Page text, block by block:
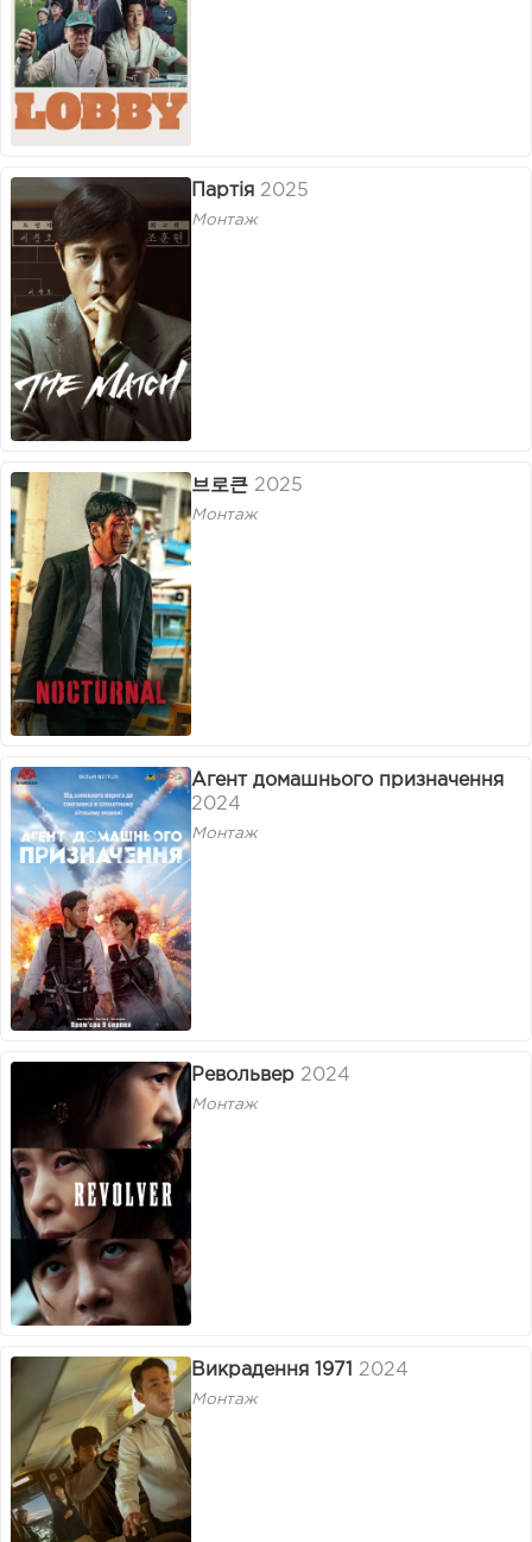
Партія 2025
Монтаж
브로큰 2025
Монтаж
Агент домашнього призначення
2024
Монтаж
Револьвер 2024
Монтаж
Викрадення 1971 2024
Монтаж